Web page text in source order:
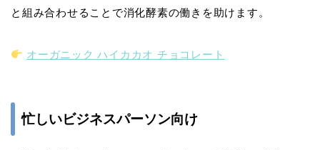
と組み合わせることで消化酵素の働きを助けます。
オーガニック ハイカカオ チョコレート
忙しいビジネスパーソン向け